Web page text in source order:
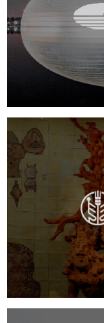
文化艺术
文化艺术
数字博物馆
公司展厅设